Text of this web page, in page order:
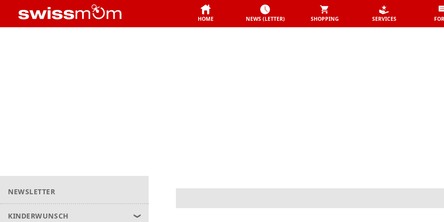
HOME NEWS (LETTER) SHOPPING SERVICES
NEWSLETTER
KINDERWUNSCH